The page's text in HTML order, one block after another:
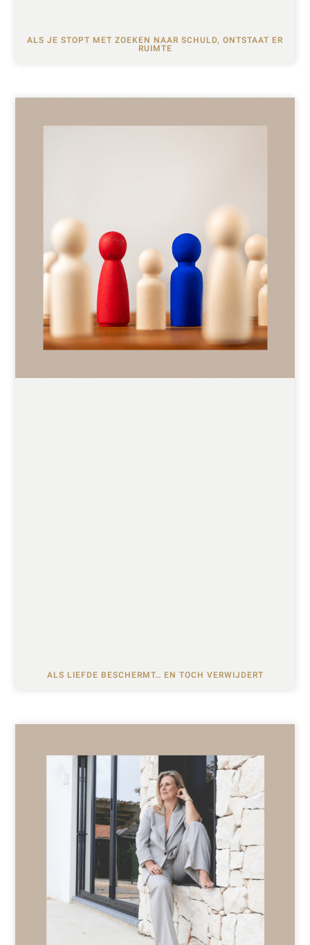
ALS JE STOPT MET ZOEKEN NAAR SCHULD, ONTSTAAT ER
RUIMTE
ALS LIEFDE BESCHERMT… EN TOCH VERWIJDERT